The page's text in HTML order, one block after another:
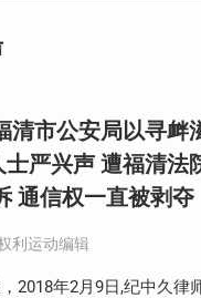
清市公安局以寻衅
严兴声 遭福清法
通信权一直被剥夺
利运动编辑
2018年2月9日,纪中久律